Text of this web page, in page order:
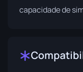
capacidade de